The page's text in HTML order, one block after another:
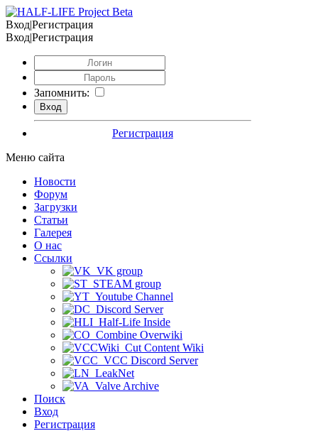
Вход|Регистрация
Вход|Регистрация
Запомнить:
Регистрация
Меню сайта
Новости
Форум
Загрузки
Статьи
Галерея
О нас
Ссылки
VK group
STEAM group
Youtube Channel
Discord Server
Half-Life Inside
Combine Overwiki
Cut Content Wiki
VCC Discord Server
LeakNet
Valve Archive
Поиск
Вход
Регистрация